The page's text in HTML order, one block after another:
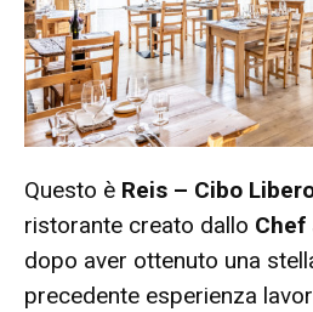
Questo è Reis – Cibo
ristorante creato dallo
dopo aver ottenuto una
precedente esperienza